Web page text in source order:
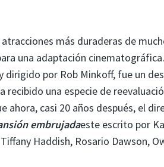
más duraderas de
una adaptación
dirigido por Rob Minkoff, fue un
recibido una especie de
ahora, casi 20 años después, el
embrujadaeste escrito por
Haddish, Rosario Dawson,